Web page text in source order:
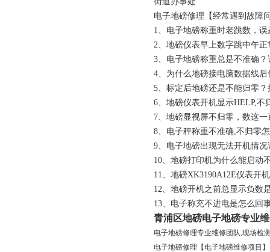
电子地磅修理【经常遇到故障
1、电子地磅称重时老跳数，
2、地磅仪表早上数字跳中午
3、电子地磅称重总是不准确
4、为什么地磅接电脑数据线
5、标定后地磅还是不能归零
6、地磅仪表开机显示HELP,不
7、地磅显视屏不归零，数这一
8、电子秤称重不准确,不归零
9、电子地磅出现无法开机情况
10、地磅打印机为什么能启动
11、地磅XK3190A12E仪表开
12、地磅开机之前总显示负数
13、电子称充不进电是怎么回
青浦区地磅电子地磅专业
电子地磅修理专业维修团队,现场检
电子地磅修理【电子地磅维修项目